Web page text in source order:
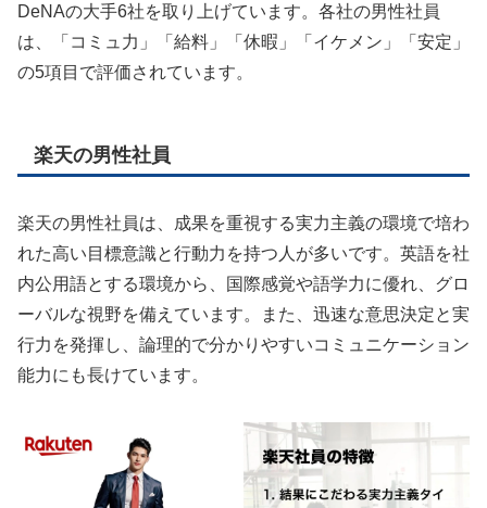
DeNAの大手6社を取り上げています。各社の男性社員
は、「コミュ力」「給料」「休暇」「イケメン」「安定」
の5項目で評価されています。
楽天の男性社員
楽天の男性社員は、成果を重視する実力主義の環境で培わ
れた高い目標意識と行動力を持つ人が多いです。英語を社
内公用語とする環境から、国際感覚や語学力に優れ、グロ
ーバルな視野を備えています。また、迅速な意思決定と実
行力を発揮し、論理的で分かりやすいコミュニケーション
能力にも長けています。